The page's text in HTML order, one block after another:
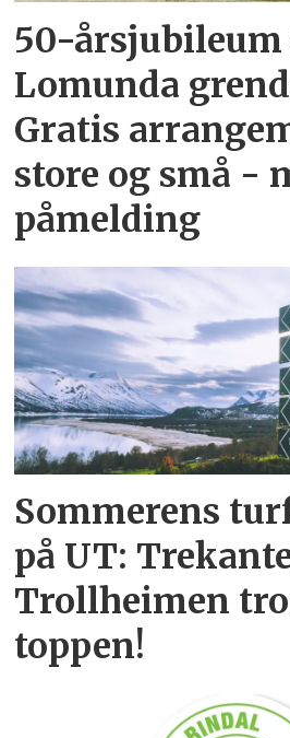
50-
Lomunda
Gratis
store og små -
påmelding
Sommerens
på UT:
Trollheimen
toppen!